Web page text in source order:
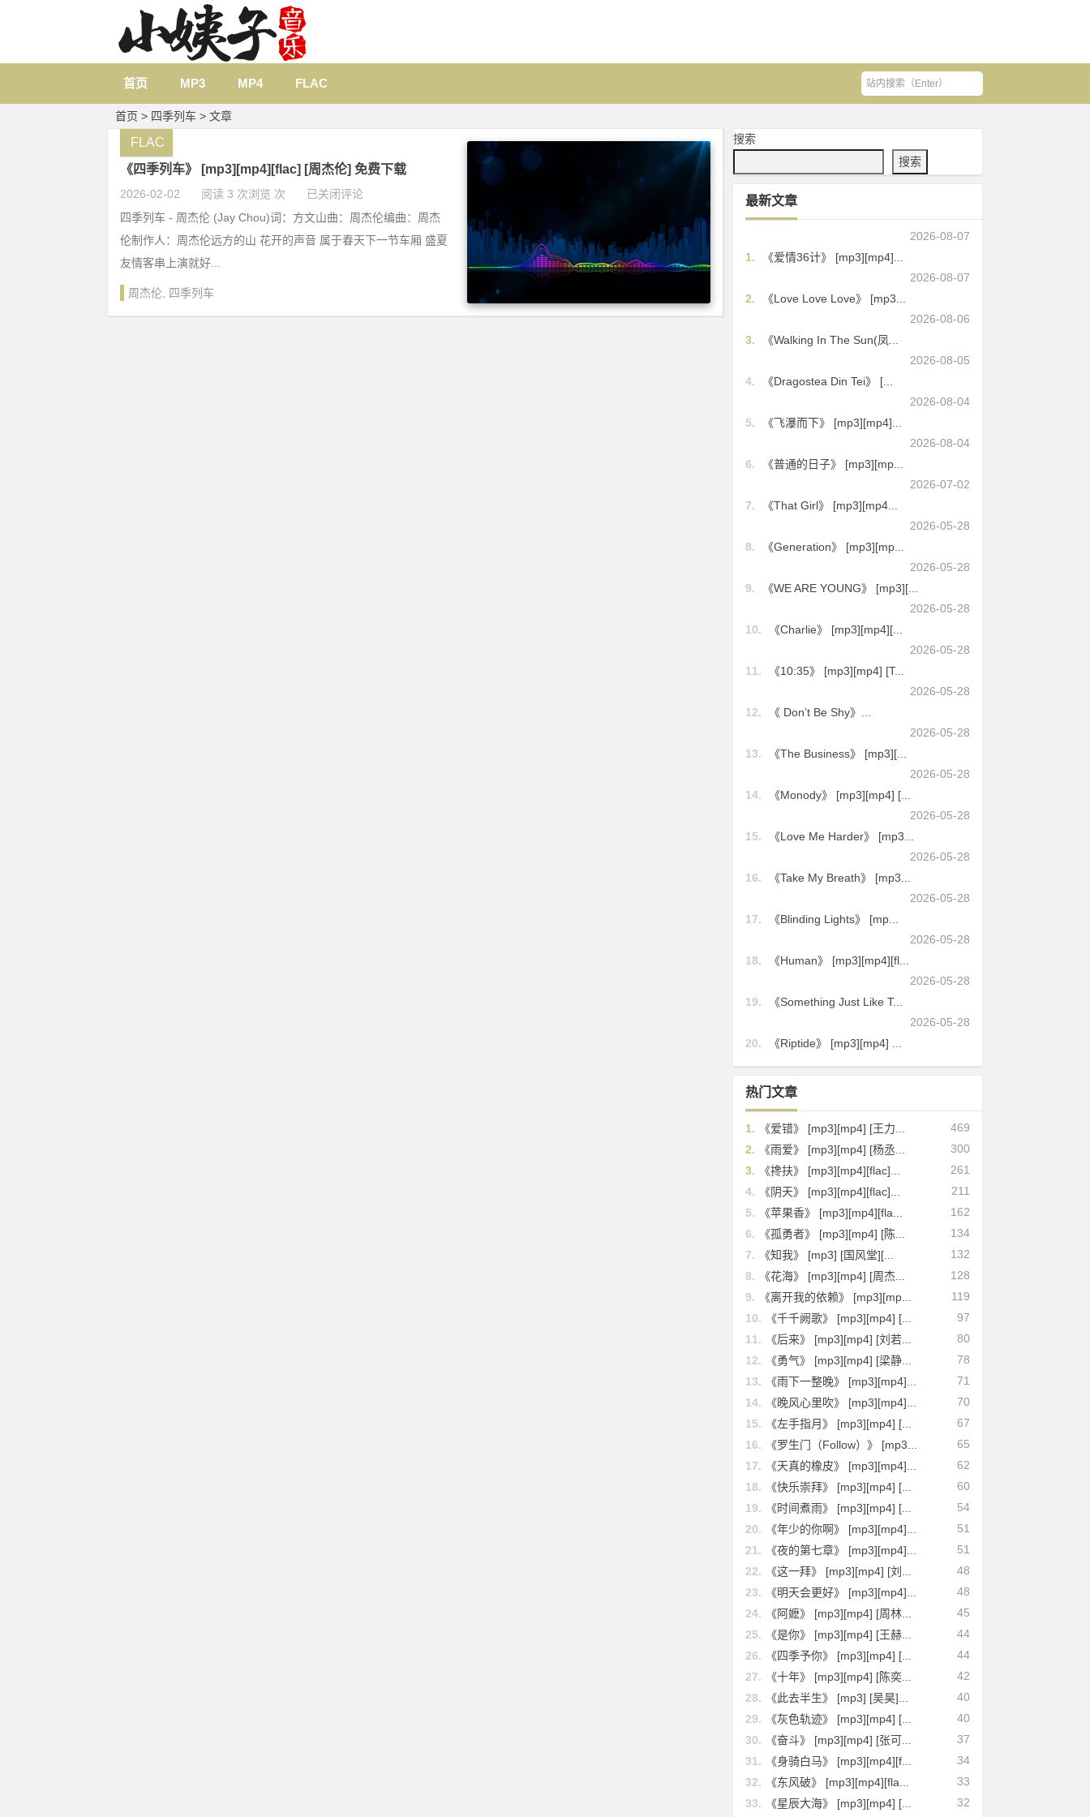
首页 MP3 MP4 FLAC
首页 > 四季列车 > 文章
《四季列车》 [mp3][mp4][flac] [周杰伦] 免费下载
2026-02-02 阅读 3 次浏览 次 已关闭评论
FLAC
四季列车 - 周杰伦 (Jay Chou)词：方文山曲：周杰伦编曲：周杰
伦制作人：周杰伦远方的山 花开的声音 属于春天下一节车厢 盛夏
友情客串上演就好...
周杰伦 四季列车
搜索
搜索
最新文章
2026-08-07
1.
《爱情36计》 [mp3][mp4]...
2026-08-07
2.
《Love Love Love》 [mp3...
2026-08-06
3.
《Walking In The Sun(凤...
2026-08-05
4.
《Dragostea Din Tei》 [...
2026-08-04
5.
《飞瀑而下》 [mp3][mp4]...
2026-08-04
6.
《普通的日子》 [mp3][mp...
2026-07-02
7.
《That Girl》 [mp3][mp4...
2026-05-28
8.
《Generation》 [mp3][mp...
2026-05-28
9.
《WE ARE YOUNG》 [mp3][...
2026-05-28
10.
《Charlie》 [mp3][mp4][...
2026-05-28
11.
《10:35》 [mp3][mp4] [T...
2026-05-28
12.
《 Don’t Be Shy》...
2026-05-28
13.
《The Business》 [mp3][...
2026-05-28
14.
《Monody》 [mp3][mp4] [...
2026-05-28
15.
《Love Me Harder》 [mp3...
2026-05-28
16.
《Take My Breath》 [mp3...
2026-05-28
17.
《Blinding Lights》 [mp...
2026-05-28
18.
《Human》 [mp3][mp4][fl...
2026-05-28
19.
《Something Just Like T...
2026-05-28
20.
《Riptide》 [mp3][mp4] ...
热门文章
469
1.
《爱错》 [mp3][mp4] [王力...
300
2.
《雨爱》 [mp3][mp4] [杨丞...
261
3.
《搀扶》 [mp3][mp4][flac]...
211
4.
《阴天》 [mp3][mp4][flac]...
162
5.
《苹果香》 [mp3][mp4][fla...
134
6.
《孤勇者》 [mp3][mp4] [陈...
132
7.
《知我》 [mp3] [国风堂][...
128
8.
《花海》 [mp3][mp4] [周杰...
119
9.
《离开我的依赖》 [mp3][mp...
97
10.
《千千阙歌》 [mp3][mp4] [...
80
11.
《后来》 [mp3][mp4] [刘若...
78
12.
《勇气》 [mp3][mp4] [梁静...
71
13.
《雨下一整晚》 [mp3][mp4]...
70
14.
《晚风心里吹》 [mp3][mp4]...
67
15.
《左手指月》 [mp3][mp4] [...
65
16.
《罗生门（Follow）》 [mp3...
62
17.
《天真的橡皮》 [mp3][mp4]...
60
18.
《快乐崇拜》 [mp3][mp4] [...
54
19.
《时间煮雨》 [mp3][mp4] [...
51
20.
《年少的你啊》 [mp3][mp4]...
51
21.
《夜的第七章》 [mp3][mp4]...
48
22.
《这一拜》 [mp3][mp4] [刘...
48
23.
《明天会更好》 [mp3][mp4]...
45
24.
《阿嬷》 [mp3][mp4] [周林...
44
25.
《是你》 [mp3][mp4] [王赫...
44
26.
《四季予你》 [mp3][mp4] [...
42
27.
《十年》 [mp3][mp4] [陈奕...
40
28.
《此去半生》 [mp3] [吴昊]...
40
29.
《灰色轨迹》 [mp3][mp4] [...
37
30.
《奋斗》 [mp3][mp4] [张可...
34
31.
《身骑白马》 [mp3][mp4][f...
33
32.
《东风破》 [mp3][mp4][fla...
32
33. 《星辰大海》 [mp3][mp4] [...